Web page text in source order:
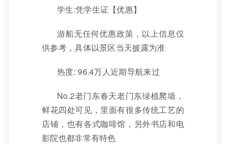
学生:凭学生证【优惠】
游船无任何优惠政策，以上信息仅
供参考，具体以景区当天披露为准
热度: 96.4万人近期导航来过
No.2老门东春天老门东绿植爬墙，
鲜花四处可见，里面有很多传统工艺的
店铺，也有各式咖啡馆，另外书店和电
影院也都非常有特色